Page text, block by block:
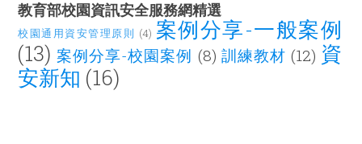
教育部校園資訊安全服務網精選
校園通用資安管理原則 (4) 案例分享-一般案例
(13) 案例分享-校園案例 (8) 訓練教材 (12) 資
安新知 (16)